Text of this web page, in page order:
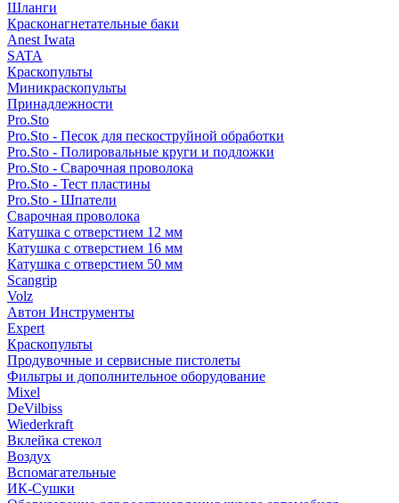
Шланги
Красконагнетательные баки
Anest Iwata
SATA
Краскопульты
Миникраскопульты
Принадлежности
Pro.Sto
Pro.Sto - Песок для пескоструйной обработки
Pro.Sto - Полировальные круги и подложки
Pro.Sto - Сварочная проволока
Pro.Sto - Тест пластины
Pro.Sto - Шпатели
Сварочная проволока
Катушка с отверстием 12 мм
Катушка с отверстием 16 мм
Катушка с отверстием 50 мм
Scangrip
Volz
Автон Инструменты
Expert
Краскопульты
Продувочные и сервисные пистолеты
Фильтры и дополнительное оборудование
Mixel
DeVilbiss
Wiederkraft
Вклейка стекол
Воздух
Вспомагательные
ИК-Сушки